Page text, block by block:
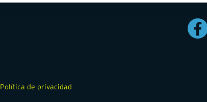
Política de privacidad